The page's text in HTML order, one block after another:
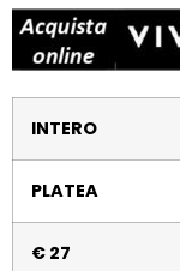
INTERO
PLATEA
€ 27